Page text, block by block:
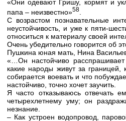
«Они одевают Гришу, кормят и
папа – неизвестно»58
С возрастом познавательные
неустойчивость, и уже к пяти-
относиться к материалу своей
Очень убедительно говорится об
Пушкина юная мать, Нина
«…Он настойчиво
какие народы живут за
собирается воевать и что
настойчиво, точно хочет заучить.
Я часто отказываюсь отвечать
четырехлетнему уму; он
незнание.
– Как устроен водопровод,